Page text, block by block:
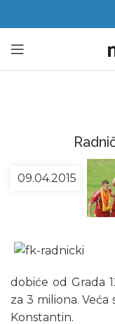
09.04.2015
dobiće od Grada
za 3 miliona.
Konstantin.